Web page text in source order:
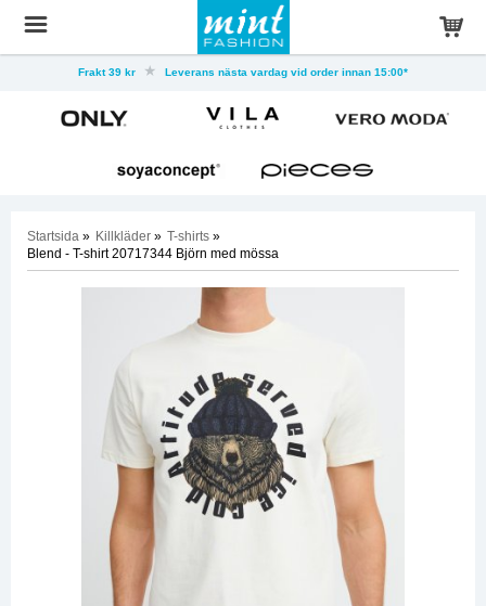
Frakt 39 kr Leverans nästa vardag vid order innan 15:00*
Startsida » Killkläder » T-shirts »
Blend - T-shirt 20717344 Björn med mössa